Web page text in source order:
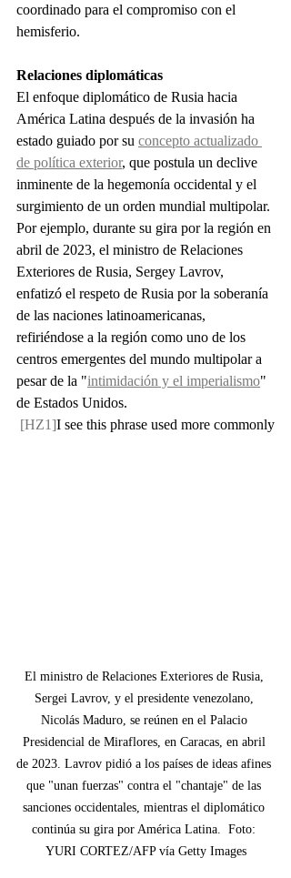
coordinado para el compromiso con el
hemisferio.
Relaciones diplomáticas
El enfoque diplomático de Rusia hacia
América Latina después de la invasión ha
estado guiado por su concepto actualizado
de política exterior, que postula un declive
inminente de la hegemonía occidental y el
surgimiento de un orden mundial multipolar.
Por ejemplo, durante su gira por la región en
abril de 2023, el ministro de Relaciones
Exteriores de Rusia, Sergey Lavrov,
enfatizó el respeto de Rusia por la soberanía
de las naciones latinoamericanas,
refiriéndose a la región como uno de los
centros emergentes del mundo multipolar a
pesar de la "intimidación y el imperialismo"
de Estados Unidos.
[HZ1]I see this phrase used more commonly
El ministro de Relaciones Exteriores de Rusia,
Sergei Lavrov, y el presidente venezolano,
Nicolás Maduro, se reúnen en el Palacio
Presidencial de Miraflores, en Caracas, en abril
de 2023. Lavrov pidió a los países de ideas afines
que "unan fuerzas" contra el "chantaje" de las
sanciones occidentales, mientras el diplomático
continúa su gira por América Latina.  Foto:
YURI CORTEZ/AFP vía Getty Images